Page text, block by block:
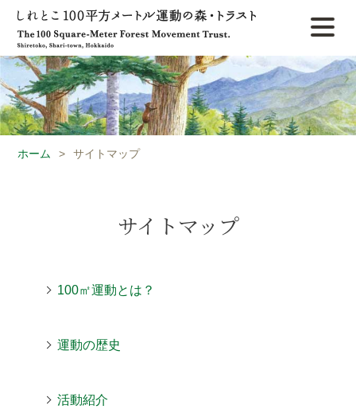
ホーム > サイトマップ
サイトマップ
100㎡運動とは？
運動の歴史
活動紹介